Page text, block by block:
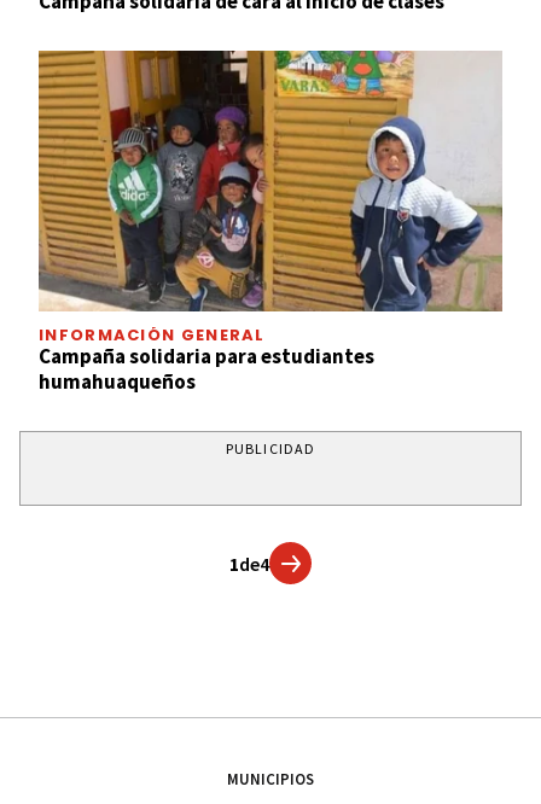
INFORMACIÓN GENERAL
Campaña solidaria para estudiantes
humahuaqueños
PUBLICIDAD
1de4
MUNICIPIOS